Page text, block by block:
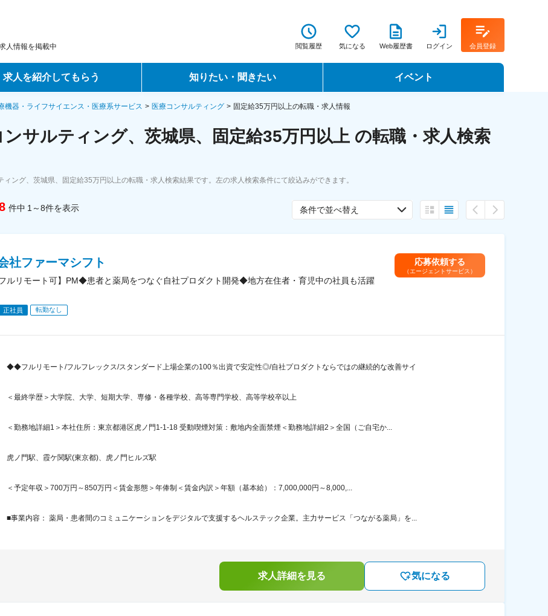
人情報を掲載中 閲覧履歴 気になる Web履歴書 ログイン 会員登録
求人を紹介してもらう
ントサービス
サービス
ーエージェントサービス
知りたい・聞きたい
転職ノウハウ
データで見る転職
イベント
転職イベント・転職セミナー
転職フェア
機器・ライフサイエンス・医療系サービス 医療コンサルティング 固定給35万円以上の転職・求人情報
ンサルティング、茨城県、固定給35万円以上 の転職・求人検索
ィング、茨城県、固定給35万円以上の転職・求人検索結果です。左の求人検索条件にて絞込みができます。
件中 1～8件を表示 条件で並べ替え
社ファーマシフト
フルリモート可】PM◆患者と薬局をつなぐ自社プロダクト開発◆地方在住者・育児中の社員も活躍
正社員 転勤なし
応募依頼する
（エージェントサービス）
◆◆フルリモート/フルフレックス/スタンダード上場企業の100％出資で安定性◎/自社プロダクトならではの継続的な改善サイ
＜最終学歴＞大学院、大学、短期大学、専修・各種学校、高等専門学校、高等学校卒以上
＜勤務地詳細1＞本社住所：東京都港区虎ノ門1-1-18 受動喫煙対策：敷地内全面禁煙＜勤務地詳細2＞全国（ご自宅か...
虎ノ門駅、霞ケ関駅(東京都)、虎ノ門ヒルズ駅
＜予定年収＞700万円～850万円＜賃金形態＞年俸制＜賃金内訳＞年額（基本給）：7,000,000円～8,000,...
■事業内容： 薬局・患者間のコミュニケーションをデジタルで支援するヘルステック企業。主力サービス「つながる薬局」を...
求人詳細を見る 気になる